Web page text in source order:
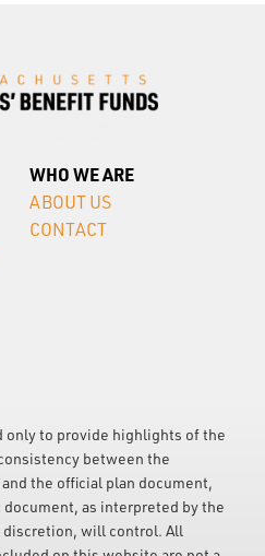
WHO WE ARE
ABOUT US
CONTACT
to provide highlights of the
between the
the official plan document,
as interpreted by the
discretion, will control. All